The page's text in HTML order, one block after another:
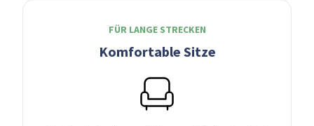
FÜR LANGE STRECKEN
Komfortable Sitze